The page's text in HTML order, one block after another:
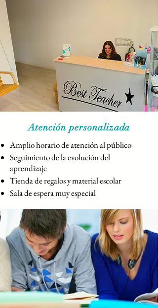
Atención personalizada
Amplio horario de atención al público
Seguimiento de la evolución del
aprendizaje
Tienda de regalos y material escolar
Sala de espera muy especial